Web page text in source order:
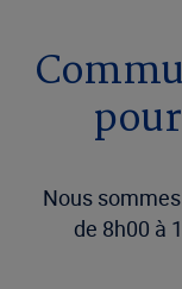
Nous
de 8h00 à